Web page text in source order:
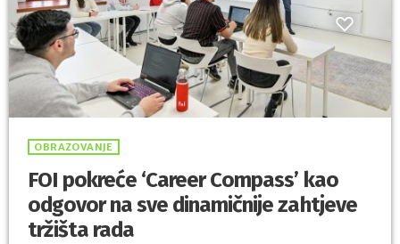
OBRAZOVANJE
FOI pokreće ‘Career Compass’ kao
odgovor na sve dinamičnije zahtjeve
tržišta rada